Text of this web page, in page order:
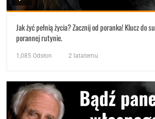
Jak żyć pełnią życia? Zacznij od poranka! Klucz do
porannej rutynie.
1,085 Odsłon 2 latatemu